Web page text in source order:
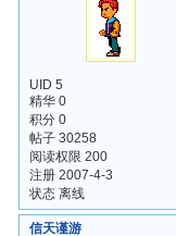
UID 5
精华 0
积分 0
帖子 30258
阅读权限 200
注册 2007-4-3
状态 离线
信天谨游